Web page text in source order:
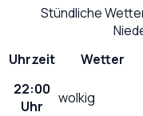
Stündliche
Uhrzeit
Wetter
22:00
Uhr
wolkig